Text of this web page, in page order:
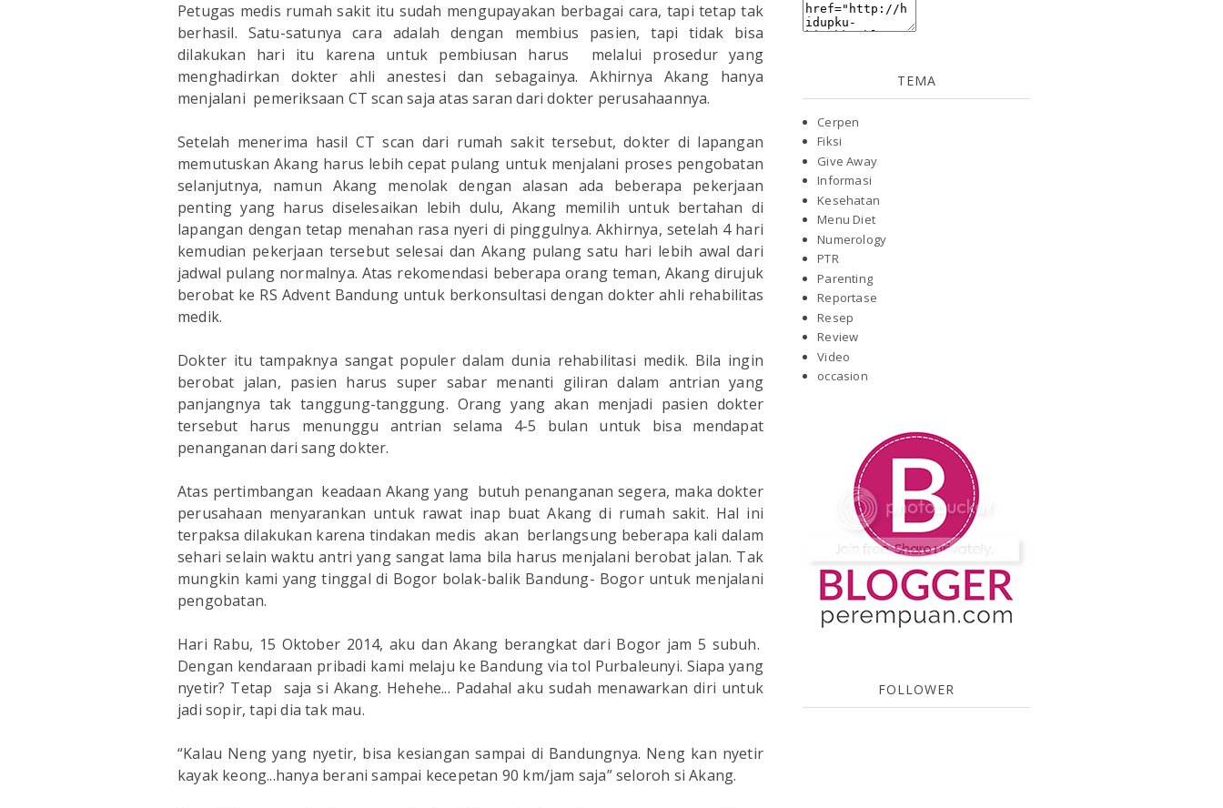
Petugas medis rumah sakit itu sudah mengupayakan berbagai cara, tapi tetap tak
berhasil. Satu-satunya cara adalah dengan membius pasien, tapi tidak bisa
dilakukan hari itu karena untuk pembiusan harus melalui prosedur yang
menghadirkan dokter ahli anestesi dan sebagainya. Akhirnya Akang hanya
menjalani pemeriksaan CT scan saja atas saran dari dokter perusahaannya.
Setelah menerima hasil CT scan dari rumah sakit tersebut, dokter di lapangan
memutuskan Akang harus lebih cepat pulang untuk menjalani proses pengobatan
selanjutnya, namun Akang menolak dengan alasan ada beberapa pekerjaan
penting yang harus diselesaikan lebih dulu, Akang memilih untuk bertahan di
lapangan dengan tetap menahan rasa nyeri di pinggulnya. Akhirnya, setelah 4 hari
kemudian pekerjaan tersebut selesai dan Akang pulang satu hari lebih awal dari
jadwal pulang normalnya. Atas rekomendasi beberapa orang teman, Akang dirujuk
berobat ke RS Advent Bandung untuk berkonsultasi dengan dokter ahli rehabilitas
medik.
Dokter itu tampaknya sangat populer dalam dunia rehabilitasi medik. Bila ingin
berobat jalan, pasien harus super sabar menanti giliran dalam antrian yang
panjangnya tak tanggung-tanggung. Orang yang akan menjadi pasien dokter
tersebut harus menunggu antrian selama 4-5 bulan untuk bisa mendapat
penanganan dari sang dokter.
Atas pertimbangan keadaan Akang yang butuh penanganan segera, maka dokter
perusahaan menyarankan untuk rawat inap buat Akang di rumah sakit. Hal ini
terpaksa dilakukan karena tindakan medis akan berlangsung beberapa kali dalam
sehari selain waktu antri yang sangat lama bila harus menjalani berobat jalan. Tak
mungkin kami yang tinggal di Bogor bolak-balik Bandung- Bogor untuk menjalani
pengobatan.
Hari Rabu, 15 Oktober 2014, aku dan Akang berangkat dari Bogor jam 5 subuh.
Dengan kendaraan pribadi kami melaju ke Bandung via tol Purbaleunyi. Siapa yang
nyetir? Tetap saja si Akang. Hehehe... Padahal aku sudah menawarkan diri untuk
jadi sopir, tapi dia tak mau.
“Kalau Neng yang nyetir, bisa kesiangan sampai di Bandungnya. Neng kan nyetir
kayak keong...hanya berani sampai kecepetan 90 km/jam saja” seloroh si Akang.
TEMA
Cerpen
Fiksi
Give Away
Informasi
Kesehatan
Menu Diet
Numerology
PTR
Parenting
Reportase
Resep
Review
Video
occasion
FOLLOWER